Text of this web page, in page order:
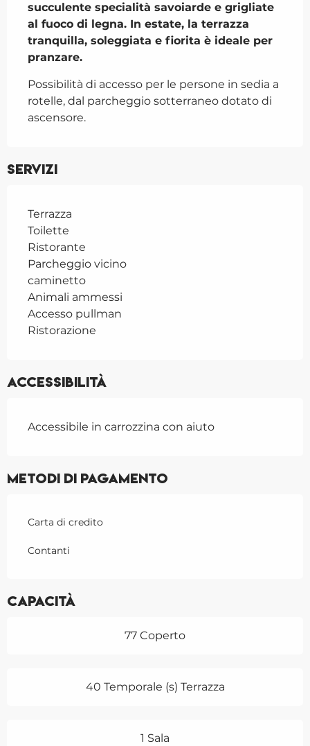
succulente specialità savoiarde e grigliate
al fuoco di legna. In estate, la terrazza
tranquilla, soleggiata e fiorita è ideale per
pranzare.
Possibilità di accesso per le persone in sedia a
rotelle, dal parcheggio sotterraneo dotato di
ascensore.
Servizi
Terrazza
Toilette
Ristorante
Parcheggio vicino
caminetto
Animali ammessi
Accesso pullman
Ristorazione
Accessibilità
Accessibile in carrozzina con aiuto
Metodi di pagamento
Carta di credito
Contanti
Capacità
77 Coperto
40 Temporale (s) Terrazza
1 Sala